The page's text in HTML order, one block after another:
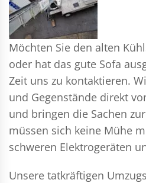
Möchten Sie den alten
oder hat das gute Sofa
Zeit uns zu kontaktieren.
und Gegenstände direkt
und bringen die Sachen
müssen sich keine Mühe
schweren Elektrogeräten
Unsere tatkräftigen